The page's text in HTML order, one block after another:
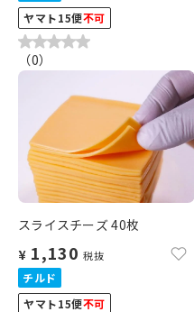
ヤマト15便不可
（0）
スライスチーズ 40枚
¥ 1,130 税抜
チルド
ヤマト15便不可